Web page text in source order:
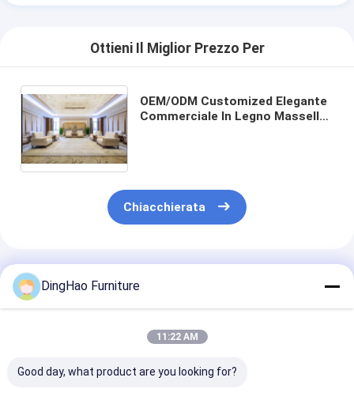
Ottieni Il Miglior Prezzo Per
OEM/ODM Customized Elegante
Commerciale In Legno Massello
Chiacchierata
Prodotti Raccomandati
DingHao Furniture
11:22 AM
Good day, what product are you looking for?